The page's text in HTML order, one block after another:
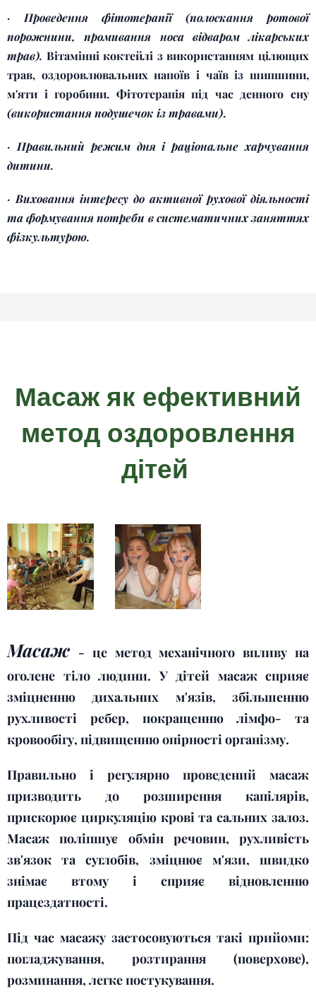
· Проведення фітотерапії (полоскання ротової
порожнини, промивання носа відваром лікарських
трав). Вітамінні коктейлі з використанням цілющих
трав, оздоровлювальних напоїв і чаїв із шипшини,
м'яти і горобини. Фітотерапія під час денного сну
(використання подушечок із травами).
· Правильний режим дня і раціональне харчування
дитини.
· Виховання інтересу до активної рухової діяльності
та формування потреби в систематичних заняттях
фізкультурою.
Масаж як ефективний
метод оздоровлення
дітей
Масаж - це метод механічного впливу на
оголене тіло людини. У дітей масаж сприяє
зміцненню дихальних м'язів, збільшенню
рухливості ребер, покращенню лімфо- та
кровообігу, підвищенню опірності організму.
Правильно і регулярно проведений масаж
призводить до розширення капілярів,
прискорює циркуляцію крові та сальних залоз.
Масаж поліпшує обмін речовин, рухливість
зв'язок та суглобів, зміцнює м'язи, швидко
знімає втому і сприяє відновленню
працездатності.
Під час масажу застосовуються такі прийоми:
погладжування, розтирання (поверхове),
розминання, легке постукування.